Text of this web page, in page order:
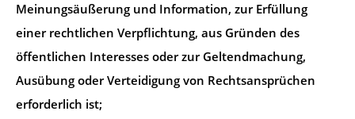
Meinungsäußerung und Information, zur Erfüllung
einer rechtlichen Verpflichtung, aus Gründen des
öffentlichen Interesses oder zur Geltendmachung,
Ausübung oder Verteidigung von Rechtsansprüchen
erforderlich ist;